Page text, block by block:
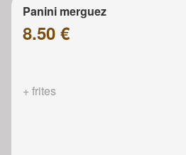
Panini merguez
8.50 €
+ frites